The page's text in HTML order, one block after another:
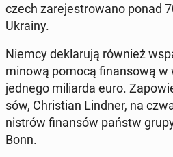
czech za­re­je­stro­wa­no ponad
Ukrainy.
Niemcy de­kla­ru­ją również
mi­no­wą pomocą fi­nan­so­wą w
jednego mi­liar­da euro.
sów, Chri­stian Lindner, na
ni­strów fi­nan­sów państw
Bonn.